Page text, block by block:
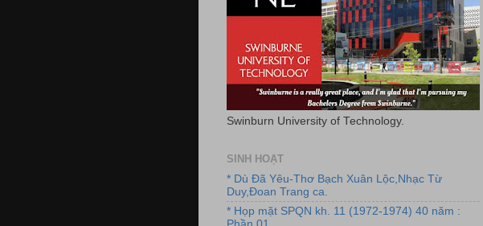
Swinburn University of Technology.
SINH HOẠT
* Dù Đã Yêu-Thơ Bạch Xuân Lộc,Nhạc Từ
Duy,Đoan Trang ca.
* Họp mặt SPQN kh. 11 (1972-1974) 40 năm :